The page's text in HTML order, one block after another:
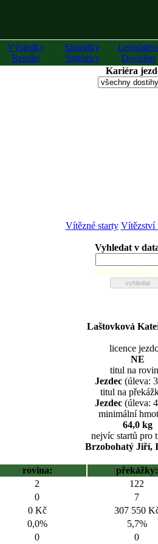
Výsledky
Results
Statistiky
Statistics
Decision
Kariéra
Vítězné starty Vítězství
Vyhledat v
zadejte alespoň
Laštovková
licence
NE
titul na
Jezdec(úleva:
titul na
Jezdec(úleva:
minimální
64,0 kg
nejvíc startů pro
Brzobohatý Jiří,
rovina: překážky:
2 122
0 7
0 Kč 307 550
0,0% 5,7%
0 0